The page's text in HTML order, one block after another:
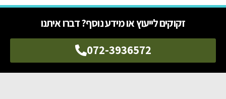
זקוקים לייעוץ או מידע נוסף? דברו איתנו
072-3936572